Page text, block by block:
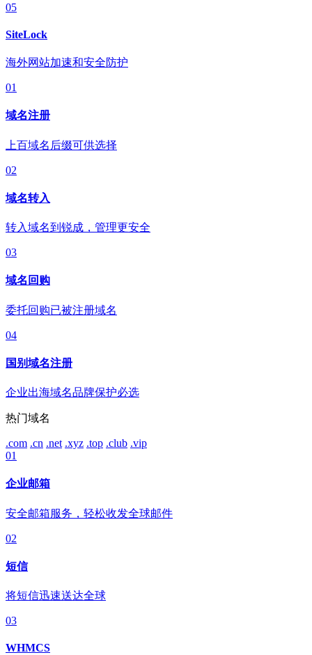
05
SiteLock
海外网站加速和安全防护
01
域名注册
上百域名后缀可供选择
02
域名转入
转入域名到锐成，管理更安全
03
域名回购
委托回购已被注册域名
04
国别域名注册
企业出海域名品牌保护必选
热门域名
.com .cn .net .xyz .top .club .vip
01
企业邮箱
安全邮箱服务，轻松收发全球邮件
02
短信
将短信迅速送达全球
03
WHMCS